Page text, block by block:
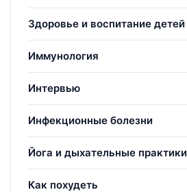
Здоровье и воспитание детей
Иммунология
Интервью
Инфекционные болезни
Йога и дыхательные практики
Как похудеть